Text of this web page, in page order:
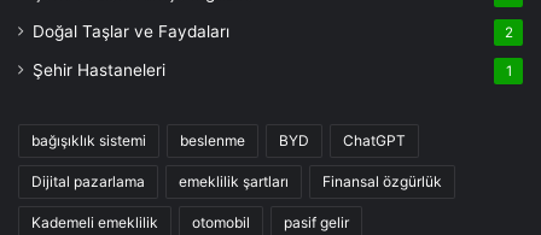
Doğal Taşlar ve Faydaları 2
Şehir Hastaneleri 1
bağışıklık sistemi beslenme BYD ChatGPT
Dijital pazarlama emeklilik şartları Finansal özgürlük
Kademeli emeklilik otomobil pasif gelir